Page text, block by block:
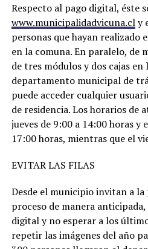
Respecto al pago digital, éste
www.municipalidadvicuna.cly
personas que hayan
en la comuna. En paralelo, de
de tres módulos y dos cajas en
departamento municipal de
puede acceder cualquier
de residencia. Los horarios de
jueves de 9:00 a 14:00 horas y
17:00 horas, mientras que el
EVITAR LAS FILAS
Desde el municipio invitan a
proceso de manera
digital y no esperar a los
repetir las imágenes del año